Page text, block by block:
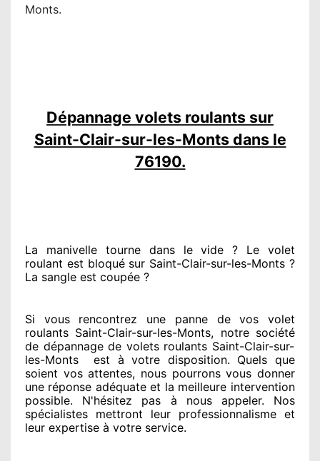
Monts.
Dépannage volets roulants sur
Saint-Clair-sur-les-Monts dans le
76190.
La manivelle tourne dans le vide ? Le volet
roulant est bloquésur Saint-Clair-sur-les-Monts ?
La sangle est coupée ?
Si vous rencontrez une panne de vos volet
roulants Saint-Clair-sur-les-Monts, notre société
de dépannage de volets roulants Saint-Clair-sur-
les-Monts
est à votre disposition. Quels que
soient vos attentes, nous pourrons vous donner
une réponse adéquateet la meilleure intervention
possible. N'hésitez pas à nous appeler. Nos
spécialistes mettront leur professionnalisme et
leur expertise à votre service.